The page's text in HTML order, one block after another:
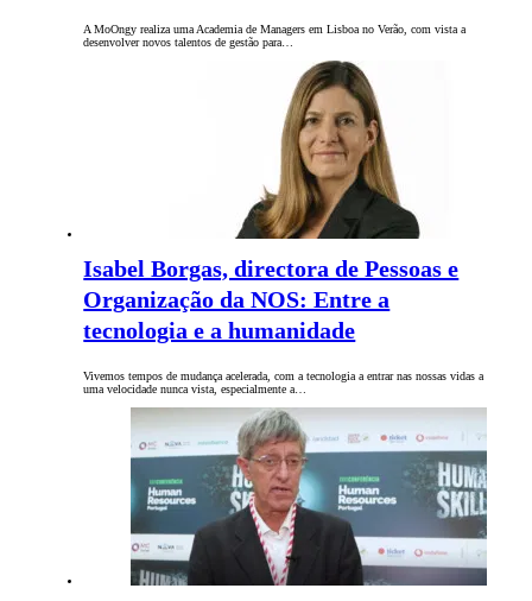
A MoOngy realiza uma Academia de Managers em Lisboa no Verão, com vista a
desenvolver novos talentos de gestão para…
Isabel Borgas, directora de Pessoas e
Organização da NOS: Entre a
tecnologia e a humanidade
Vivemos tempos de mudança acelerada, com a tecnologia a entrar nas nossas vidas a
uma velocidade nunca vista, especialmente a…